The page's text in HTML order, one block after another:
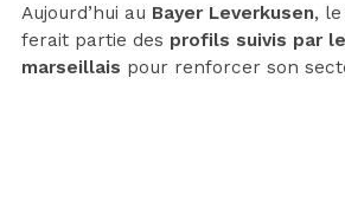
Aujourd’hui au Bayer Leverkusen,
ferait partie des profils suivis par
marseillais pour renforcer son